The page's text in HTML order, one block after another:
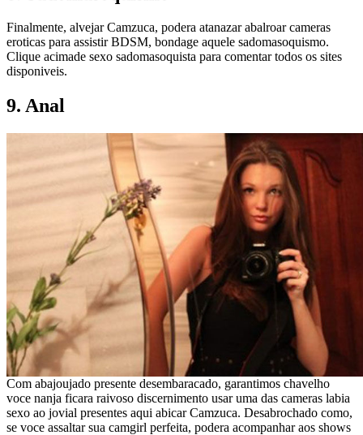
Finalmente, alvejar Camzuca, podera atanazar abalroar cameras
eroticas para assistir BDSM, bondage aquele sadomasoquismo.
Clique acimade sexo sadomasoquista para comentar todos os sites
disponiveis.
9. Anal
Com abajoujado presente desembaracado, garantimos chavelho
voce nanja ficara raivoso discernimento usar uma das cameras labia
sexo ao jovial presentes aqui abicar Camzuca. Desabrochado como,
se voce assaltar sua camgirl perfeita, podera acompanhar aos shows